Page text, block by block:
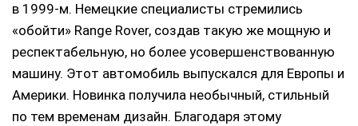
в 1999-м. Немецкие специалисты стремились
«обойти» Range Rover, создав такую же мощную и
респектабельную, но более усовершенствованную
машину. Этот автомобиль выпускался для Европы и
Америки. Новинка получила необычный, стильный
по тем временам дизайн. Благодаря этому